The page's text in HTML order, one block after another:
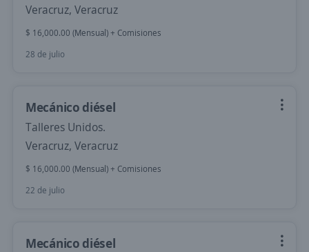
Veracruz, Veracruz
$ 16,000.00 (Mensual) + Comisiones
28 de julio
Mecánico diésel
Talleres Unidos.
Veracruz, Veracruz
$ 16,000.00 (Mensual) + Comisiones
22 de julio
Mecánico diésel